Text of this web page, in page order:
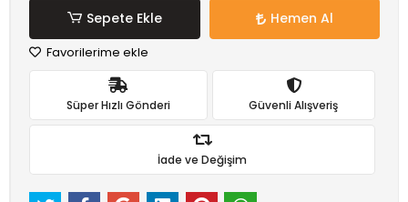
Sepete Ekle Hemen Al
Favorilerime ekle
Süper Hızlı Gönderi Güvenli Alışveriş
İade ve Değişim